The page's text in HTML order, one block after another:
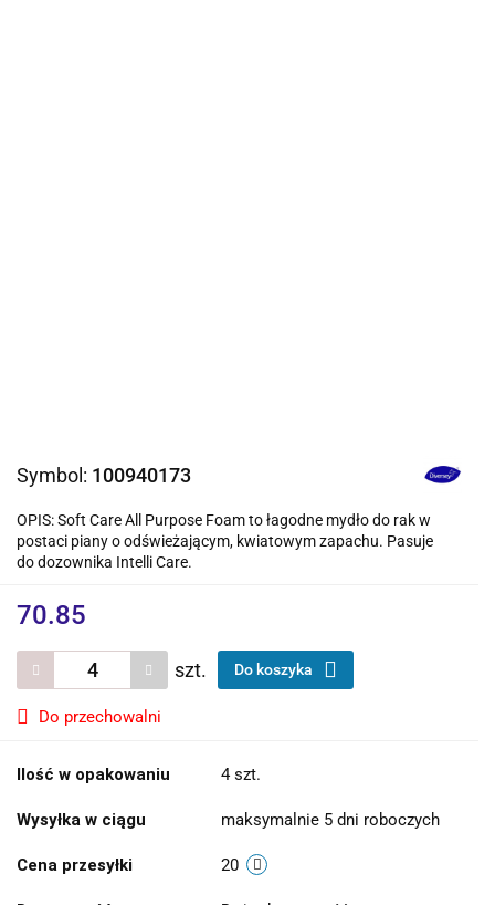
Symbol: 100940173
OPIS: Soft Care All Purpose Foam to łagodne mydło do rak w
postaci piany o odświeżającym, kwiatowym zapachu. Pasuje
do dozownika Intelli Care.
70.85
szt. Do koszyka
Do przechowalni
Ilość w opakowaniu 4 szt.
Wysyłka w ciągu maksymalnie 5 dni roboczych
Cena przesyłki 20